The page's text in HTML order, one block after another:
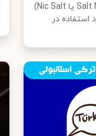
نیکوتین سالت (Salt Nicotine یا Nic Salt)
استفاده در